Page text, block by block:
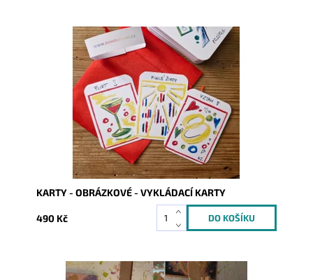
Dostupnost:
Skladem
9371
KARTY - OBRÁZKOVÉ - VYKLÁDACÍ KARTY
490 Kč